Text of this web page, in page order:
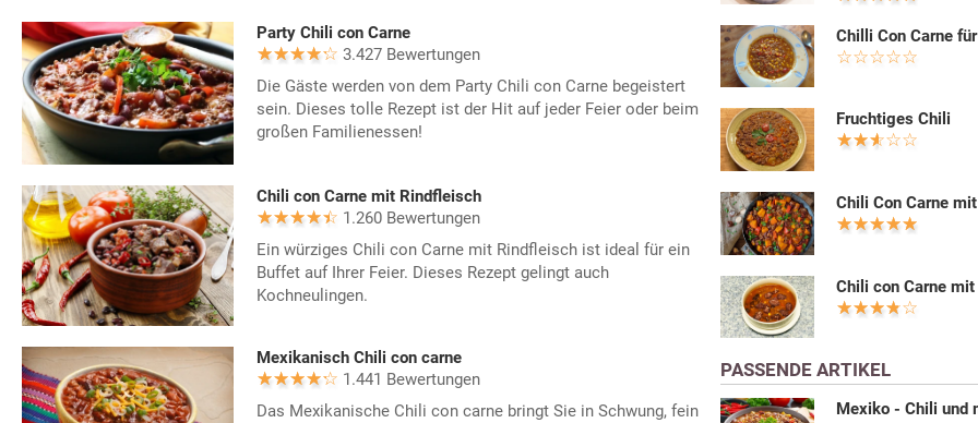
Party Chili con Carne
3.427 Bewertungen
Die Gäste werden von dem Party Chili con Carne begeistert
sein. Dieses tolle Rezept ist der Hit auf jeder Feier oder beim
großen Familienessen!
Chili con Carne mit Rindfleisch
1.260 Bewertungen
Ein würziges Chili con Carne mit Rindfleisch ist ideal für ein
Buffet auf Ihrer Feier. Dieses Rezept gelingt auch
Kochneulingen.
Mexikanisch Chili con carne
1.441 Bewertungen
Das Mexikanische Chili con carne bringt Sie in Schwung, fein
Chilli Con Carne
Fruchtiges Chili
Chili Con Carne
Chili con Carne
PASSENDE ARTIKEL
Mexiko - Chili und